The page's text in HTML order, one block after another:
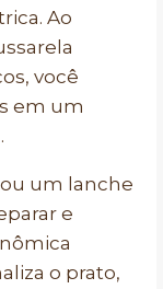
Ao
você
em um
um lanche
e
o prato,